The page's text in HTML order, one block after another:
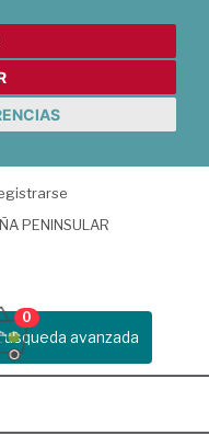
PENINSULAR
avanzada
0